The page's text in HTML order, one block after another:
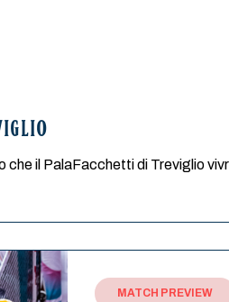
che il PalaFacchetti di Treviglio
MATCH PREVIEW